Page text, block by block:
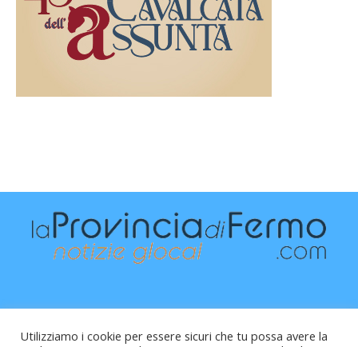
Utilizziamo i cookie per essere sicuri che tu possa avere la